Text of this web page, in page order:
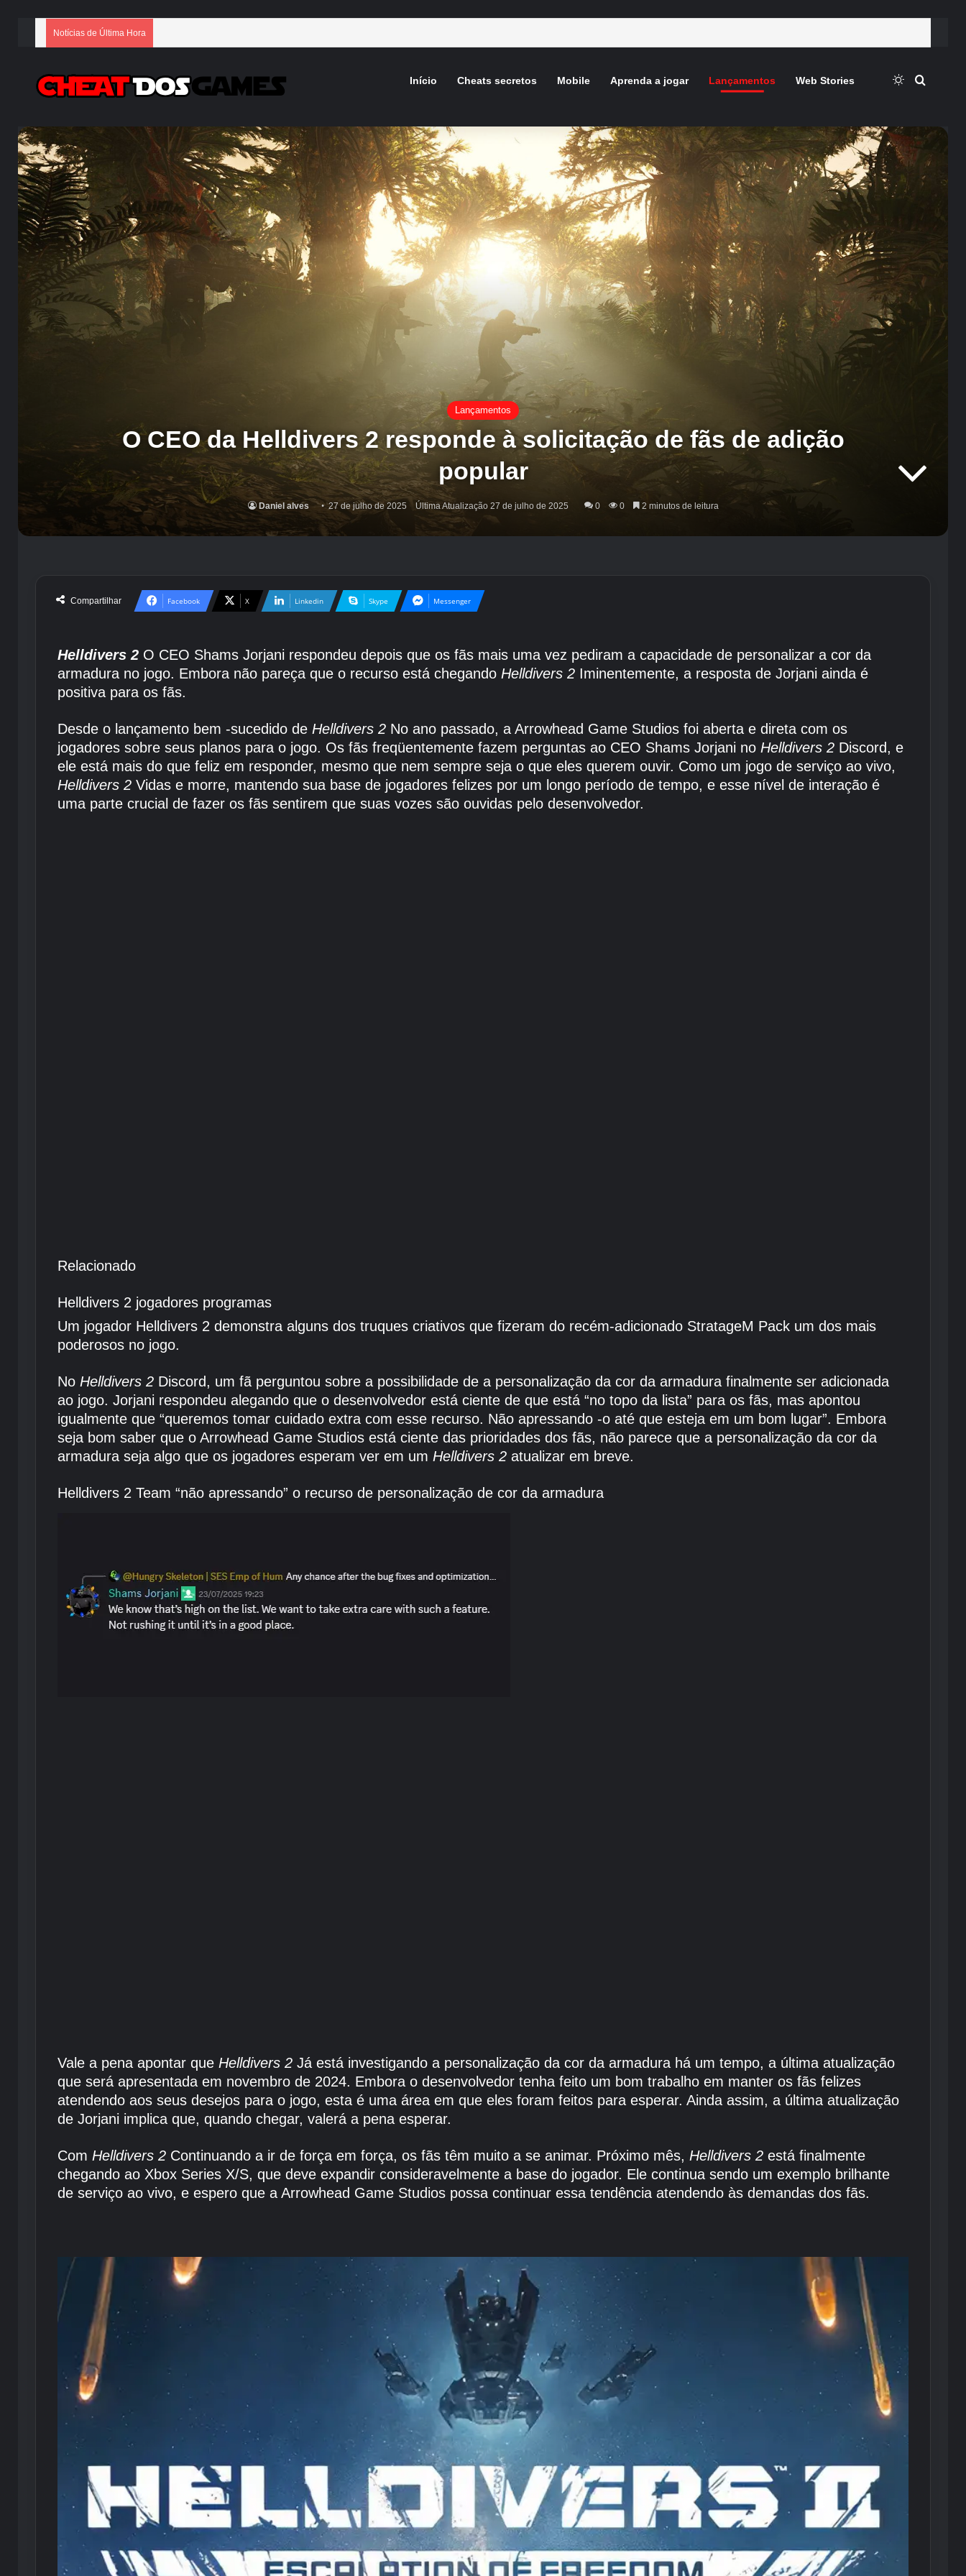
Notícias de Última Hora
Início Cheats secretos Mobile Aprenda a jogar Lançamentos Web Stories Switch skin
Lançamentos
O CEO da Helldivers 2 responde à solicitação de fãs de adição
popular
Daniel alves 27 de julho de 2025 Última Atualização 27 de julho de 2025 0 0 2 minutos de leitura
Compartilhar Facebook X Linkedin Skype Messenger
Helldivers 2 O CEO Shams Jorjani respondeu depois que os fãs mais uma vez pediram a capacidade de personalizar a cor da
armadura no jogo. Embora não pareça que o recurso está chegando Helldivers 2 Iminentemente, a resposta de Jorjani ainda é
positiva para os fãs.
Desde o lançamento bem -sucedido de Helldivers 2 No ano passado, a Arrowhead Game Studios foi aberta e direta com os
jogadores sobre seus planos para o jogo. Os fãs freqüentemente fazem perguntas ao CEO Shams Jorjani no Helldivers 2 Discord, e
ele está mais do que feliz em responder, mesmo que nem sempre seja o que eles querem ouvir. Como um jogo de serviço ao vivo,
Helldivers 2 Vidas e morre, mantendo sua base de jogadores felizes por um longo período de tempo, e esse nível de interação é
uma parte crucial de fazer os fãs sentirem que suas vozes são ouvidas pelo desenvolvedor.
Relacionado
Helldivers 2 jogadores programas
Um jogador Helldivers 2 demonstra alguns dos truques criativos que fizeram do recém-adicionado StratageM Pack um dos mais
poderosos no jogo.
No Helldivers 2 Discord, um fã perguntou sobre a possibilidade de a personalização da cor da armadura finalmente ser adicionada
ao jogo. Jorjani respondeu alegando que o desenvolvedor está ciente de que está “no topo da lista” para os fãs, mas apontou
igualmente que “queremos tomar cuidado extra com esse recurso. Não apressando -o até que esteja em um bom lugar”. Embora
seja bom saber que o Arrowhead Game Studios está ciente das prioridades dos fãs, não parece que a personalização da cor da
armadura seja algo que os jogadores esperam ver em um Helldivers 2 atualizar em breve.
Helldivers 2 Team “não apressando” o recurso de personalização de cor da armadura
Vale a pena apontar que Helldivers 2 Já está investigando a personalização da cor da armadura há um tempo, a última atualização
que será apresentada em novembro de 2024. Embora o desenvolvedor tenha feito um bom trabalho em manter os fãs felizes
atendendo aos seus desejos para o jogo, esta é uma área em que eles foram feitos para esperar. Ainda assim, a última atualização
de Jorjani implica que, quando chegar, valerá a pena esperar.
Com Helldivers 2 Continuando a ir de força em força, os fãs têm muito a se animar. Próximo mês, Helldivers 2 está finalmente
chegando ao Xbox Series X/S, que deve expandir consideravelmente a base do jogador. Ele continua sendo um exemplo brilhante
de serviço ao vivo, e espero que a Arrowhead Game Studios possa continuar essa tendência atendendo às demandas dos fãs.